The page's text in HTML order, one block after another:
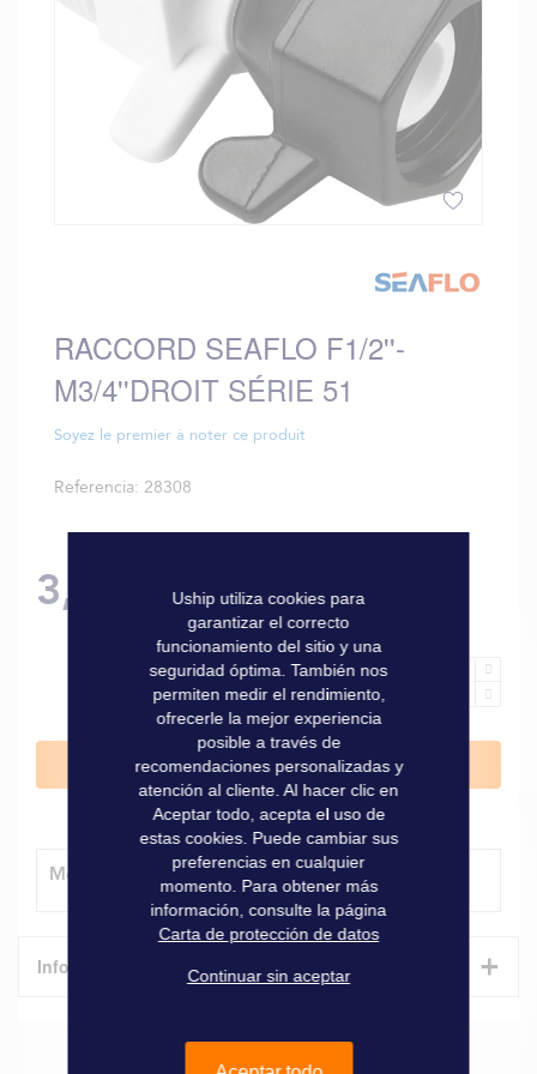
la
galería
de
RACCORD SEAFLO F1/2''-
M3/4''DROIT SÉRIE 51
Soyez le premier à noter ce produit
Referencia 28308
3,10 €
Añadir al carrito
Método de entrega
Informaciones técnicas +
Características
Uship utiliza cookies para
garantizar el correcto
funcionamiento del sitio y una
seguridad óptima. También nos
permiten medir el rendimiento,
ofrecerle la mejor experiencia
posible a través de
recomendaciones personalizadas y
atención al cliente. Al hacer clic en
Aceptar todo, acepta el uso de
estas cookies. Puede cambiar sus
preferencias en cualquier
momento. Para obtener más
información, consulte la página
Carta de protección de datos
Continuar sin aceptar